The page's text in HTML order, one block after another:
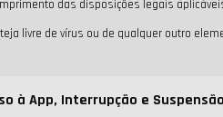
das disposições legais
livre de vírus ou de qualquer outro
à App, Interrupção e Suspensão